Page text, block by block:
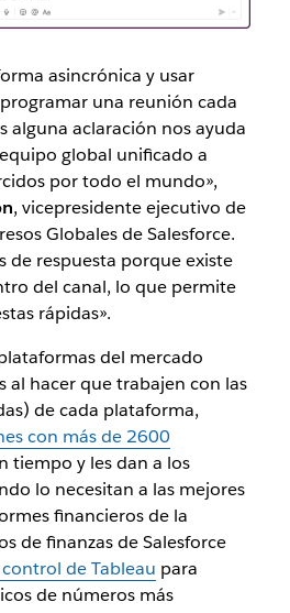
asincrónica y usar
una reunión cada
alguna aclaración nos ayuda
global unificado a
por todo el mundo»,
, vicepresidente ejecutivo de
Globales de Salesforce.
de respuesta porque existe
del canal, lo que permite
rápidas».
del mercado
al hacer que trabajen con las
de cada plataforma,
con más de 2600
tiempo y les dan a los
lo necesitan a las mejores
financieros de la
de finanzas de Salesforce
de Tableau para
de números más